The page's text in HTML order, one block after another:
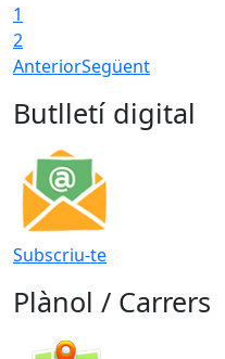
1
2
AnteriorSegüent
Butlletí digital
Subscriu-te
Plànol / Carrers